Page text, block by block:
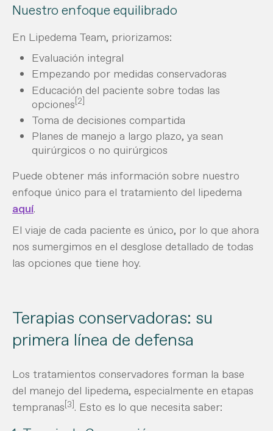
Nuestro enfoque equilibrado
En Lipedema Team, priorizamos:
Evaluación integral
Empezando por medidas conservadoras
Educación del paciente sobre todas las
opciones[2]
Toma de decisiones compartida
Planes de manejo a largo plazo, ya sean
quirúrgicos o no quirúrgicos
Puede obtener más información sobre nuestro
enfoque único para el tratamiento del lipedema
aquí.
El viaje de cada paciente es único, por lo que ahora
nos sumergimos en el desglose detallado de todas
las opciones que tiene hoy.
Terapias conservadoras: su
primera línea de defensa
Los tratamientos conservadores forman la base
del manejo del lipedema, especialmente en etapas
tempranas[3]. Esto es lo que necesita saber: